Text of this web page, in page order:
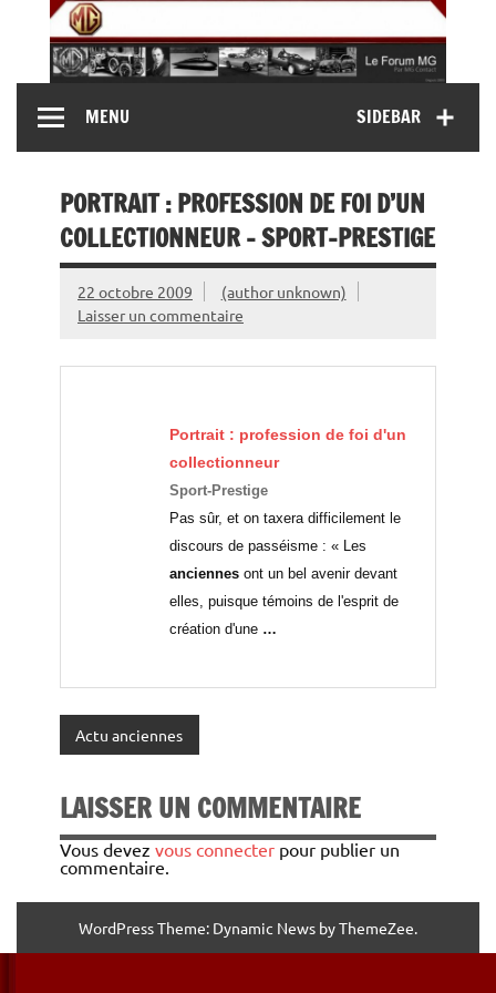
content
MG Contact
MG B, MG F, MG A, Midget…)SIDEBAR
MENU
PORTRAIT : PROFESSION DE FOI D’UN
COLLECTIONNEUR – SPORT-PRESTIGE
22 octobre 2009
(author unknown)
Laisser un commentaire
Portrait : profession de foi d'un
collectionneur
Sport-Prestige
Pas sûr, et on taxera difficilement le
discours de passéisme : « Les
anciennes ont un bel avenir devant
elles, puisque témoins de l'esprit de
création d'une …
Actu anciennes
LAISSER UN COMMENTAIRE
Vous devez vous connecter pour publier un
commentaire.
WordPress Theme: Dynamic News by ThemeZee.